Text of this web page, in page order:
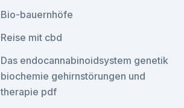
Bio-bauernhöfe
Reise mit cbd
Das endocannabinoidsystem genetik
biochemie gehirnstörungen und
therapie pdf